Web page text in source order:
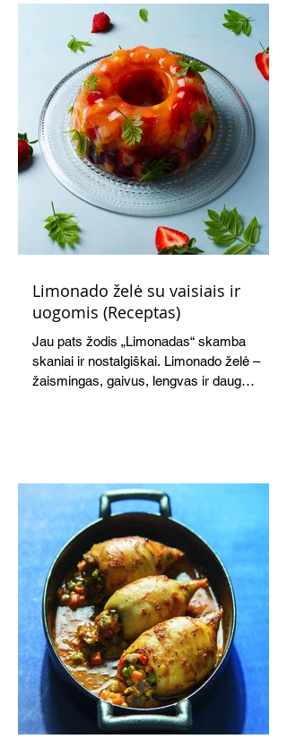
Limonado želė su vaisiais ir
uogomis (Receptas)
Jau pats žodis „Limonadas“ skamba
skaniai ir nostalgiškai. Limonado želė –
žaismingas, gaivus, lengvas ir daug